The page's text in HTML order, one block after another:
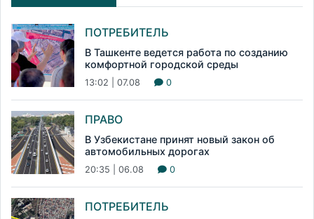
ПОТРЕБИТЕЛЬ
В Ташкенте ведется работа по созданию
комфортной городской среды
13:02 | 07.08 0
ПРАВО
В Узбекистане принят новый закон об
автомобильных дорогах
20:35 | 06.08 0
ПОТРЕБИТЕЛЬ